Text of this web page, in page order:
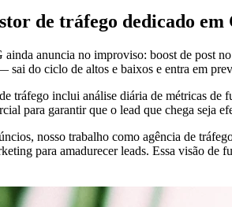
de tráfego dedicado
anuncia no improviso: boost de post
do ciclo de altos e baixos e entra em
tráfego inclui análise diária de métricas
para garantir que o lead que chega seja
nosso trabalho como agência de
para amadurecer leads. Essa visão